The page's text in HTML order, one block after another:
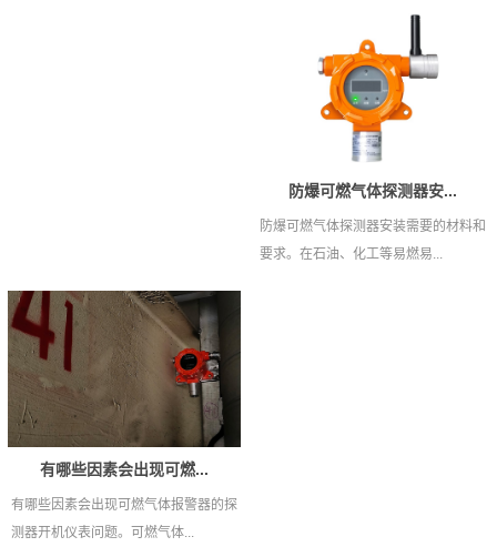
防爆可燃气体探测器安...
防爆可燃气体探测器安装需要的材料和
要求。在石油、化工等易燃易...
有哪些因素会出现可燃...
有哪些因素会出现可燃气体报警器的探
测器开机仪表问题。可燃气体...